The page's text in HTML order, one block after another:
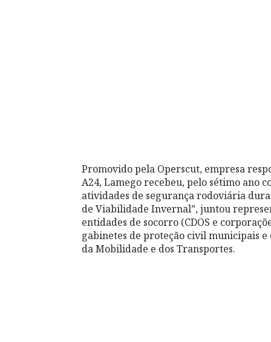
Promovido pela Operscut, empresa
A24, Lamego recebeu, pelo sétimo ano
atividades de segurança rodoviária
de Viabilidade Invernal”, juntou
entidades de socorro (CDOS e
gabinetes de proteção civil municipais
da Mobilidade e dos Transportes.